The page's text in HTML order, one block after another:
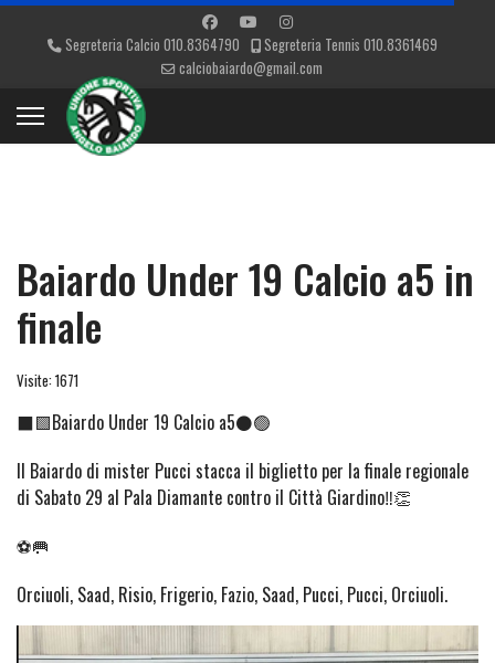
Segreteria Calcio 010.8364790
Segreteria Tennis 010.8361469
calciobaiardo@gmail.com
Baiardo Under 19 Calcio a5 in
finale
Visite: 1671
⬛🟩Baiardo Under 19 Calcio a5⚫🟢
Il Baiardo di mister Pucci stacca il biglietto per la finale regionale
di Sabato 29 al Pala Diamante contro il Città Giardino‼️👏
⚽🥅
Orciuoli, Saad, Risio, Frigerio, Fazio, Saad, Pucci, Pucci, Orciuoli.